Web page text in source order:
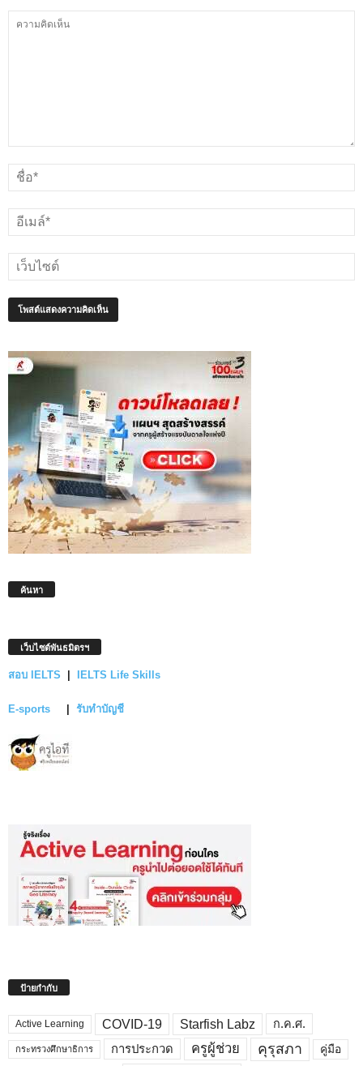
ค้นหา
เว็บไซต์พันธมิตรฯ
สอบ IELTS | IELTS Life Skills
E-sports | รับทำบัญชี
ป้ายกำกับ
Active Learning COVID-19 Starfish Labz ก.ค.ศ.
กระทรวงศึกษาธิการ การประกวด ครูผู้ช่วย คุรุสภา คู่มือ